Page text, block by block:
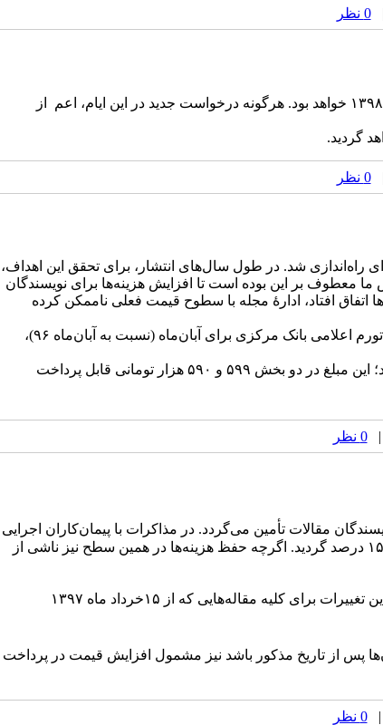
0 نظر
به‌اطلاع تمامی محققین و نویسندگان محترم می‌رساند که تعطیلات نوروزی مجلهٔ مطالعات ناتوانی از ۲۰ اسفند ماه ۱۳۹۷ لغایت ۱۶فروردین ماه ۱۳۹۸ خواهد بود. هرگونه درخواست جدید در این ایام، اعم از
گردید.
0 نظر
راه‌اندازی شد. در طول سال‌های انتشار، برای تحقق این اهداف،
ما معطوف بر این بوده است تا افزایش هزینه‌ها برای نویسندگان
اتفاق افتاد، ادارهٔ مجله با سطوح قیمت فعلی ناممکن کرده
از این رو و عنایت به تأخیر زمان پذیرش تا چاپ که افزایش هزینه‌های انتشار را نسبت به زمان حال درپی‌دارد، مقرر شد که قیمت خدمات معادل تورم اعلامی بانک مرکزی برای آبان‌ماه (نسبت به آبان‌ماه ۹۶)،
بنابراین، از ابتدای دی‌ماه ۱۳۹۷ قیمت پایهٔ بررسی و انتشار مقالات معادل ۳۹٫۹ درصد افزایش یافته و برابر با ۱میلیون و ۱۸۹هزار تومان خواهد بود؛ این مبلغ در دو بخش ۵۹۹ و ۵۹۰ هزار تومانی قابل پرداخت
0 نظر
مقالات تأمین می‌گردد. در مذاکرات با پیمان‌کاران اجرایی
مجله، هزینه‌ها به‌سبب افزایش قیمت‌ها علی‌الخصوص در فرآیند ویرایش انگلیسی، فراتر از نرخ تورم اعلامی بانک مرکزی در سال ۱۳۹۶ و معادل ۱۵ درصد گردید. اگرچه حفظ هزینه‌ها در همین سطح نیز ناشی از
این تغییرات برای کلیه مقاله‌هایی که از ۱۵خرداد ماه ۱۳۹۷
پس از تاریخ مذکور باشد نیز مشمول افزایش قیمت در پرداخت
0 نظر